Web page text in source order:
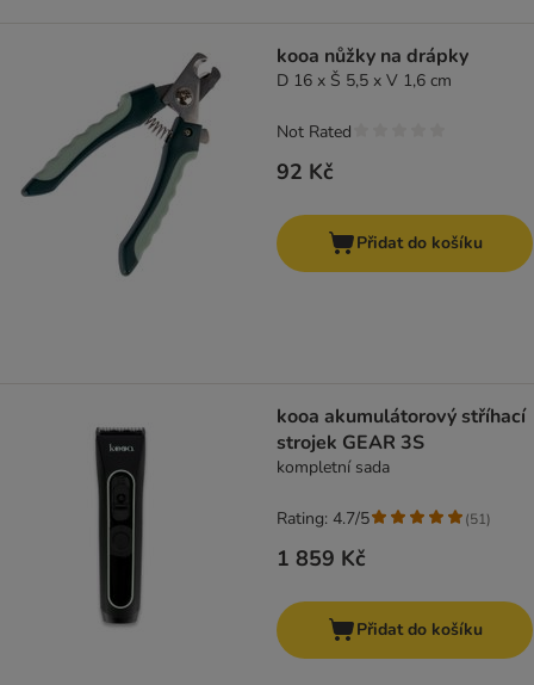
kooa nůžky na drápky
D 16 x Š 5,5 x V 1,6 cm
92 Kč
Not Rated
Přidat do košíku
kooa akumulátorový stříhací
strojek GEAR 3S
kompletní sada
1 859 Kč
Rating: 4.7/5 (51)
Přidat do košíku